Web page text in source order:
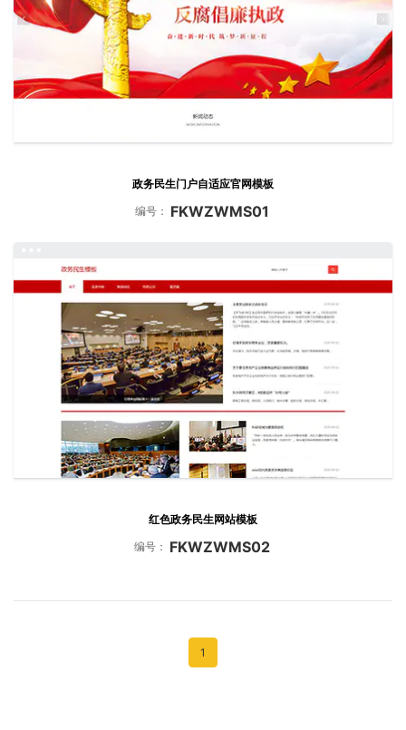
政务民生门户自适应官网模板
编号： FKWZWMS01
红色政务民生网站模板
编号： FKWZWMS02
1